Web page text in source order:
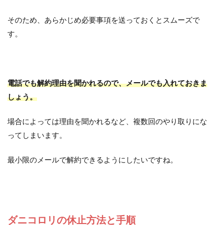
そのため、あらかじめ必要事項を送っておくとスムーズで
す。
電話でも解約理由を聞かれるので、メールでも入れておきま
しょう。
場合によっては理由を聞かれるなど、複数回のやり取りにな
ってしまいます。
最小限のメールで解約できるようにしたいですね。
ダニコロリの休止方法と手順